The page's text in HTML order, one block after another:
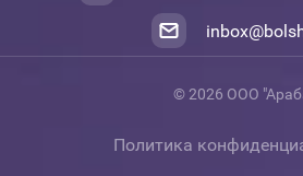
© 2026 ООО
Политика